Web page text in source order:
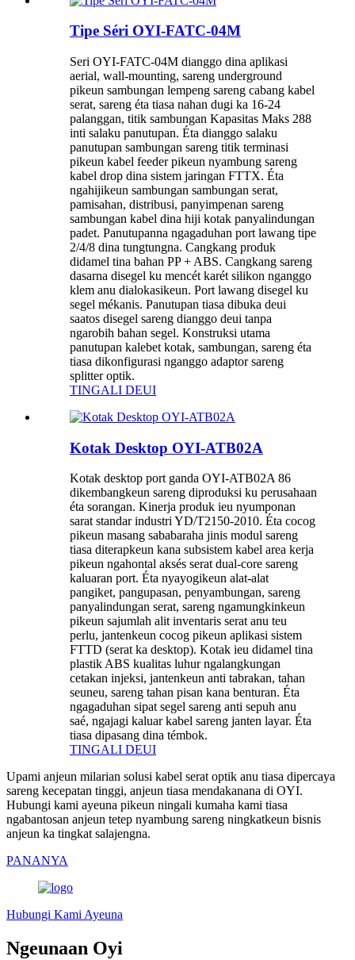
Tipe Séri OYI-FATC-04M
Seri OYI-FATC-04M dianggo dina aplikasi
aerial, wall-mounting, sareng underground
pikeun sambungan lempeng sareng cabang kabel
serat, sareng éta tiasa nahan dugi ka 16-24
palanggan, titik sambungan Kapasitas Maks 288
inti salaku panutupan. Éta dianggo salaku
panutupan sambungan sareng titik terminasi
pikeun kabel feeder pikeun nyambung sareng
kabel drop dina sistem jaringan FTTX. Éta
ngahijikeun sambungan sambungan serat,
pamisahan, distribusi, panyimpenan sareng
sambungan kabel dina hiji kotak panyalindungan
padet. Panutupanna ngagaduhan port lawang tipe
2/4/8 dina tungtungna. Cangkang produk
didamel tina bahan PP + ABS. Cangkang sareng
dasarna disegel ku mencét karét silikon nganggo
klem anu dialokasikeun. Port lawang disegel ku
segel mékanis. Panutupan tiasa dibuka deui
saatos disegel sareng dianggo deui tanpa
ngarobih bahan segel. Konstruksi utama
panutupan kalebet kotak, sambungan, sareng éta
tiasa dikonfigurasi nganggo adaptor sareng
splitter optik.
TINGALI DEUI
Kotak Desktop OYI-ATB02A
Kotak desktop port ganda OYI-ATB02A 86
dikembangkeun sareng diproduksi ku perusahaan
éta sorangan. Kinerja produk ieu nyumponan
sarat standar industri YD/T2150-2010. Éta cocog
pikeun masang sababaraha jinis modul sareng
tiasa diterapkeun kana subsistem kabel area kerja
pikeun ngahontal aksés serat dual-core sareng
kaluaran port. Éta nyayogikeun alat-alat
pangiket, pangupasan, penyambungan, sareng
panyalindungan serat, sareng ngamungkinkeun
pikeun sajumlah alit inventaris serat anu teu
perlu, jantenkeun cocog pikeun aplikasi sistem
FTTD (serat ka desktop). Kotak ieu didamel tina
plastik ABS kualitas luhur ngalangkungan
cetakan injeksi, jantenkeun anti tabrakan, tahan
seuneu, sareng tahan pisan kana benturan. Éta
ngagaduhan sipat segel sareng anti sepuh anu
saé, ngajagi kaluar kabel sareng janten layar. Éta
tiasa dipasang dina témbok.
TINGALI DEUI
Upami anjeun milarian solusi kabel serat optik anu tiasa dipercaya
sareng kecepatan tinggi, anjeun tiasa mendakanana di OYI.
Hubungi kami ayeuna pikeun ningali kumaha kami tiasa
ngabantosan anjeun tetep nyambung sareng ningkatkeun bisnis
anjeun ka tingkat salajengna.
PANANYA
Hubungi Kami Ayeuna
Ngeunaan Oyi